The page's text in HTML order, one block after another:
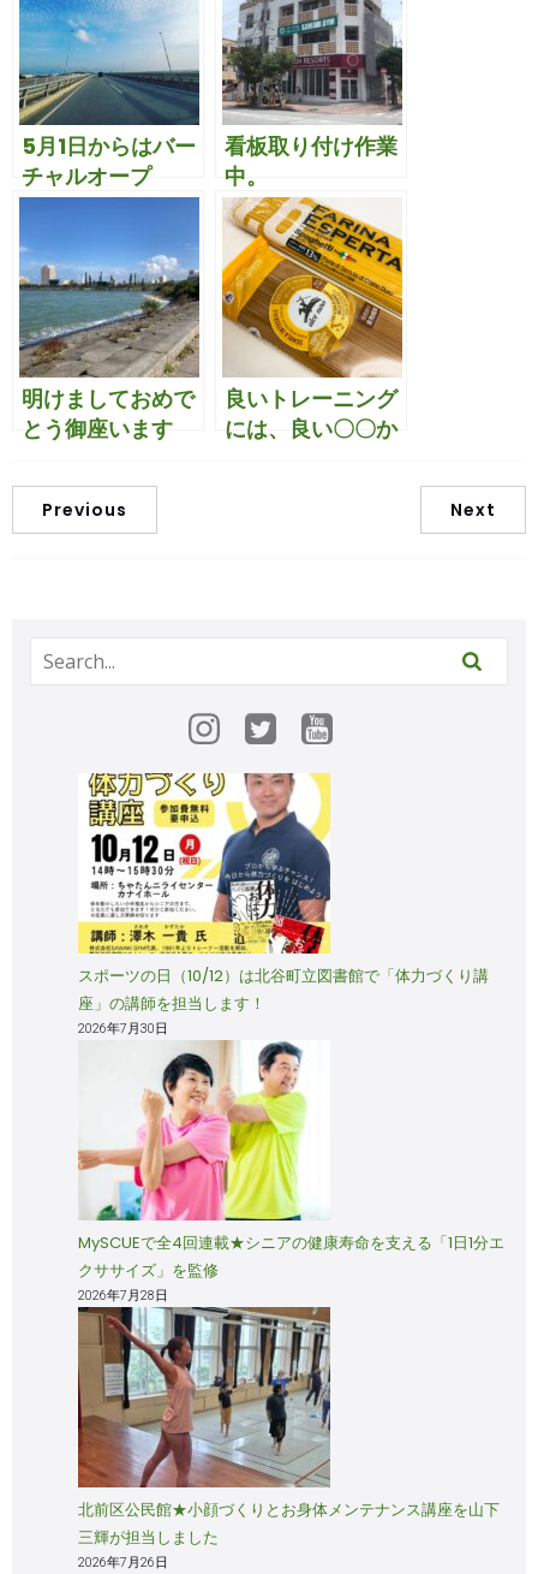
5月1日からはバー
チャルオープ
ン！！
看板取り付け作業
中。
明けましておめで
とう御座います
良いトレーニング
には、良い〇〇か
Previous Next
スポーツの日（10/12）は北谷町立図書館で「体力づくり講
座」の講師を担当します！
2026年7月30日
MySCUEで全4回連載★シニアの健康寿命を支える「1日1分エ
クササイズ」を監修
2026年7月28日
北前区公民館★小顔づくりとお身体メンテナンス講座を山下
三輝が担当しました
2026年7月26日